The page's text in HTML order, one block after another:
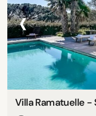
‹
Villa Ramatuelle -